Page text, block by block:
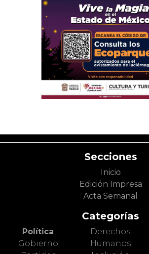
Secciones
Inicio
Edición Impresa
Acta Semanal
Categorías
Política
Gobierno
Derechos
Humanos